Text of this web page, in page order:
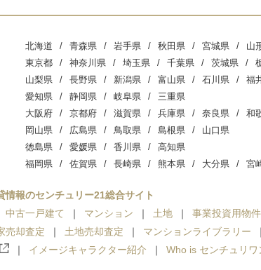
北海道 青森県 岩手県 秋田県 宮城県 山
東京都 神奈川県 埼玉県 千葉県 茨城県
山梨県 長野県 新潟県 富山県 石川県 福
愛知県 静岡県 岐阜県 三重県
大阪府 京都府 滋賀県 兵庫県 奈良県 和
岡山県 広島県 鳥取県 島根県 山口県
徳島県 愛媛県 香川県 高知県
福岡県 佐賀県 長崎県 熊本県 大分県 宮
情報のセンチュリー21総合サイト
中古一戸建て マンション 土地 事業投資用物件
売却査定
土地売却査定 マンションライブラリー
イメージキャラクター紹介 Who is センチュリワ